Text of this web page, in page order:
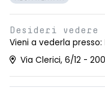
Desideri
Vieni a vederla presso:
Via Clerici, 6/12 -